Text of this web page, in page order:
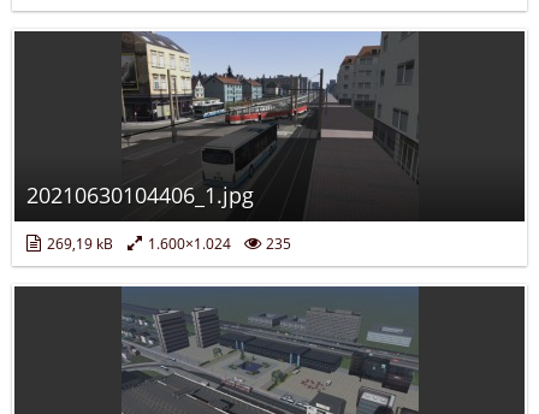
20210630104406_1.jpg
269,19 kB 1.600×1.024 235